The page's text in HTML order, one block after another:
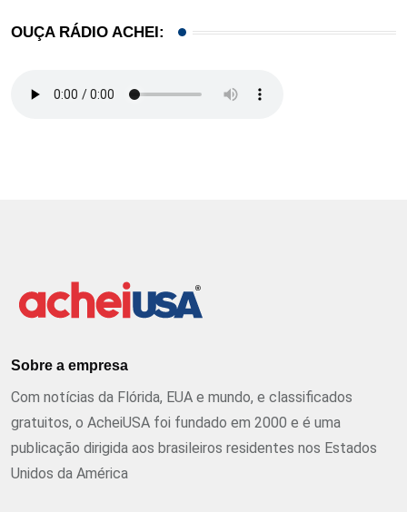
OUÇA RÁDIO ACHEI:
Sobre a empresa
Com notícias da Flórida, EUA e mundo, e classificados
gratuitos, o AcheiUSA foi fundado em 2000 e é uma
publicação dirigida aos brasileiros residentes nos Estados
Unidos da América